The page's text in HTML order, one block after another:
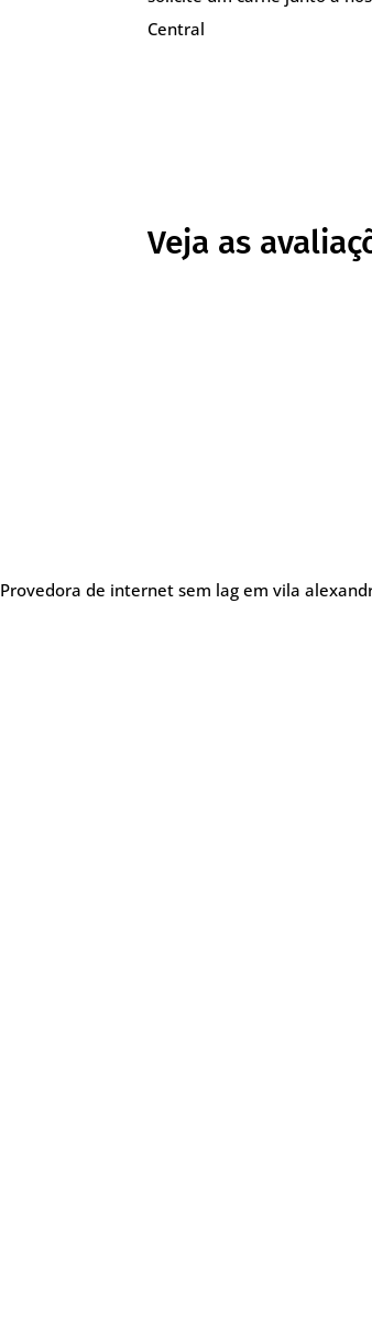
Central
Veja as
Provedora de internet sem lag em vila